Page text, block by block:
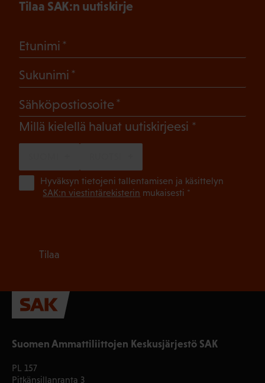
Suomen Ammattiliittojen Keskusjärjestö SAK
PL 157
Pitkänsillanranta 3
Tilaa SAK:n uutiskirje
Etunimi
Sukunimi
Sähköpostiosoite
Millä kielellä haluat uutiskirjeesi (Pakollinen)
Hyväksyn tietojeni tallentamisen ja käsittelyn
SAK:n viestintärekisterin mukaisesti *
Tilaa